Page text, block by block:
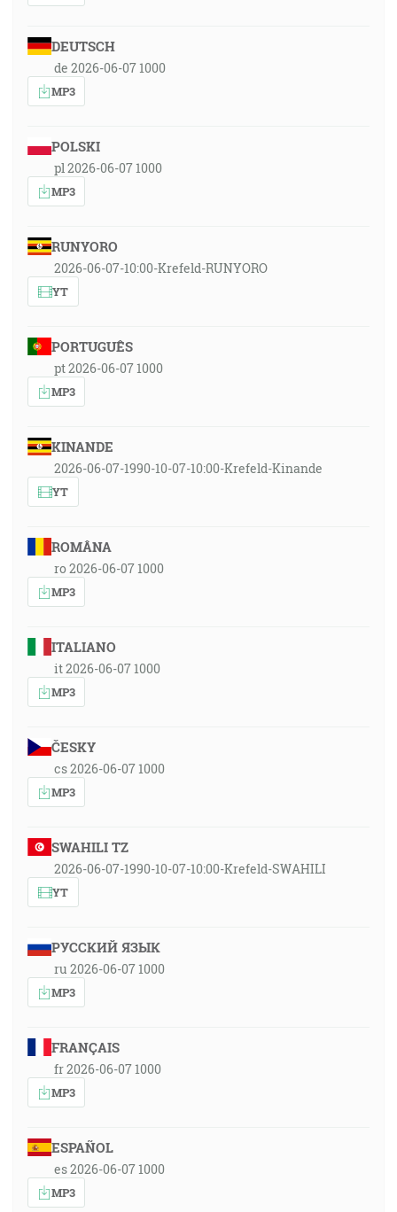
DEUTSCH
de 2026-06-07 1000
MP3
POLSKI
pl 2026-06-07 1000
MP3
RUNYORO
2026-06-07-10:00-Krefeld-RUNYORO
YT
PORTUGUÊS
pt 2026-06-07 1000
MP3
KINANDE
2026-06-07-1990-10-07-10:00-Krefeld-Kinande
YT
ROMÂNA
ro 2026-06-07 1000
MP3
ITALIANO
it 2026-06-07 1000
MP3
ČESKY
cs 2026-06-07 1000
MP3
SWAHILI TZ
2026-06-07-1990-10-07-10:00-Krefeld-SWAHILI
YT
РУССКИЙ ЯЗЫК
ru 2026-06-07 1000
MP3
FRANÇAIS
fr 2026-06-07 1000
MP3
ESPAÑOL
es 2026-06-07 1000
MP3